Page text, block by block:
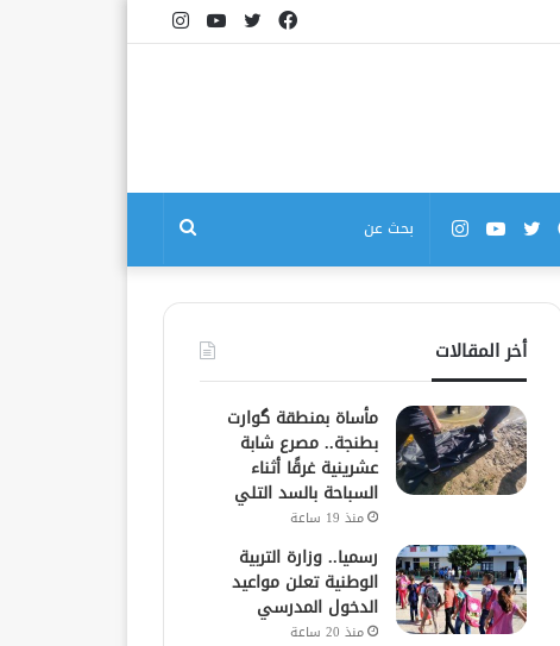
انستقراميوتيوبتويتر
فيسبوك
بحث
عن
انستقراميوتيوبتويتر
فيسبوك
أخر المقالات
مأساة بمنطقة گوارت
بطنجة.. مصرع شابة
عشرينية غرقًا أثناء
السباحة بالسد التلي
منذ 19 ساعة
رسميا.. وزارة التربية
الوطنية تعلن مواعيد
الدخول المدرسي
منذ 20 ساعة